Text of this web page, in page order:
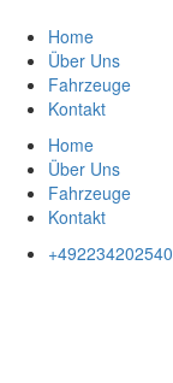
Inhalt
springen
Home
Über Uns
Fahrzeuge
Kontakt
Home
Über Uns
Fahrzeuge
Kontakt
+492234202540